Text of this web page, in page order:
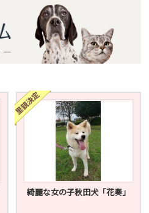
綺麗な女の子秋田犬「花奏」